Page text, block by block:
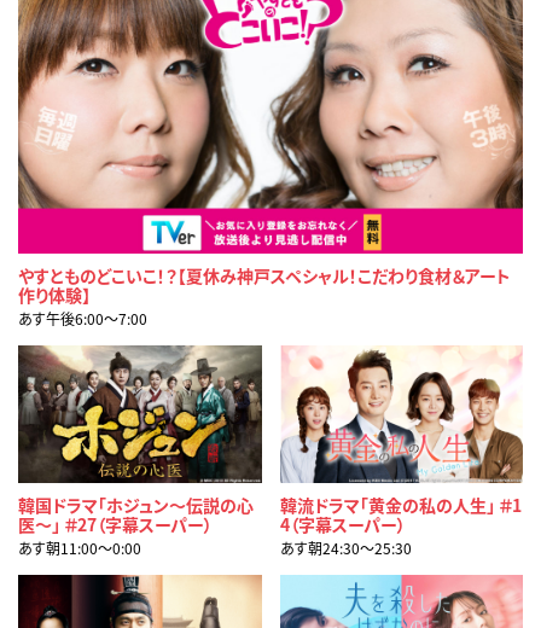
やすとものどこいこ！？【夏休み神戸スペシャル！こだわり食材＆アート
作り体験】
あす午後6:00〜7:00
韓国ドラマ「ホジュン～伝説の心
医～」 ＃27（字幕スーパー）
あす朝11:00〜0:00
韓流ドラマ「黄金の私の人生」 ＃1
4（字幕スーパー）
あす朝24:30〜25:30